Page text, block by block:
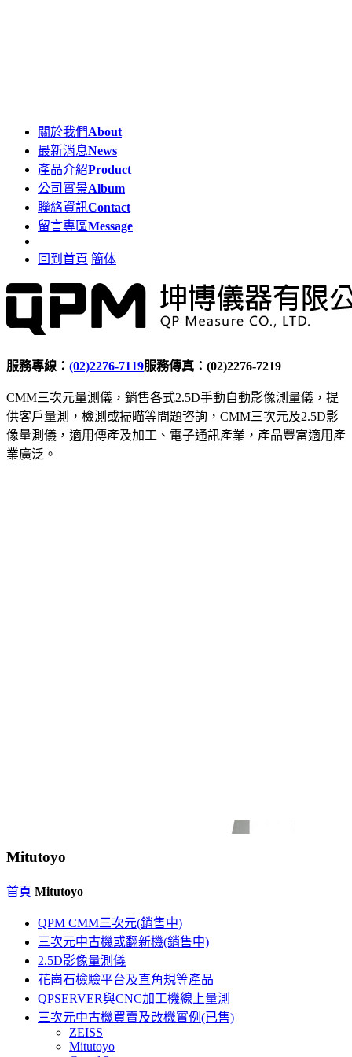
關於我們About
最新消息News
產品介紹Product
公司實景Album
聯絡資訊Contact
留言專區Message
回到首頁 簡体
服務專線： (02)2276-7119服務傳真：(02)2276-7219
CMM三次元量測儀，銷售各式2.5D手動自動影像測量儀，提
供客戶量測，檢測或掃瞄等問題咨詢，CMM三次元及2.5D影
像量測儀，適用傳產及加工、電子通訊產業，產品豐富適用產
業廣泛。
Mitutoyo
首頁 Mitutoyo
QPM CMM三次元(銷售中)
三次元中古機或翻新機(銷售中)
2.5D影像量測儀
花崗石檢驗平台及直角規等產品
QPSERVER與CNC加工機線上量測
三次元中古機買賣及改機實例(已售)
ZEISS
Mitutoyo